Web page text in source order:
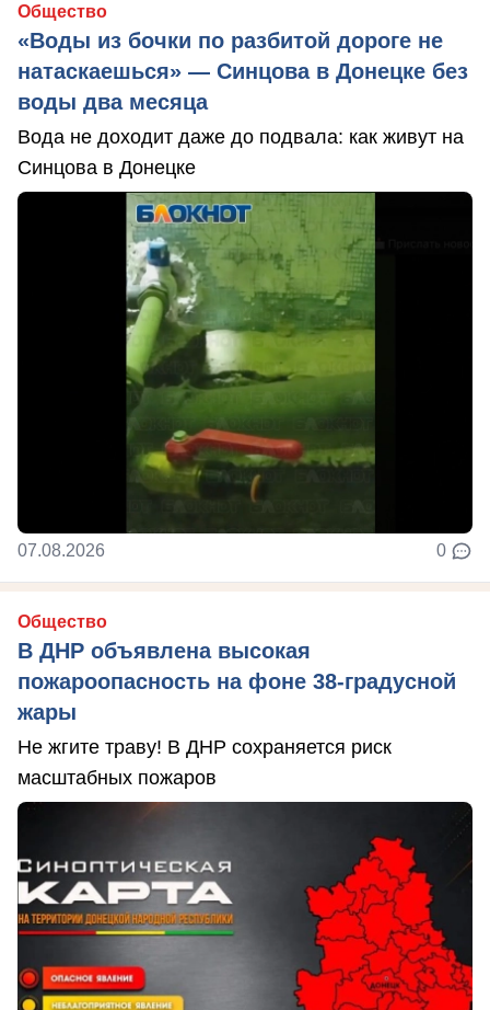
Общество
«Воды из бочки по разбитой дороге не
натаскаешься» — Синцова в Донецке без
воды два месяца
Вода не доходит даже до подвала: как живут на
Синцова в Донецке
07.08.2026 0
Общество
В ДНР объявлена высокая
пожароопасность на фоне 38-градусной
жары
Не жгите траву! В ДНР сохраняется риск
масштабных пожаров